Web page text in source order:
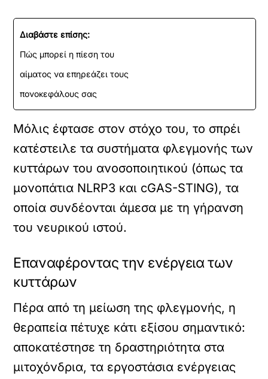
Διαβάστε επίσης:
Πώς μπορεί η πίεση του
αίματος να επηρεάζει τους
πονοκεφάλους σας
Μόλις έφτασε στον στόχο του, το σπρέι
κατέστειλε τα συστήματα φλεγμονής των
κυττάρων του ανοσοποιητικού (όπως τα
μονοπάτια NLRP3 και cGAS-STING), τα
οποία συνδέονται άμεσα με τη γήρανση
του νευρικού ιστού.
Επαναφέροντας την ενέργεια των
κυττάρων
Πέρα από τη μείωση της φλεγμονής, η
θεραπεία πέτυχε κάτι εξίσου σημαντικό:
αποκατέστησε τη δραστηριότητα στα
μιτοχόνδρια, τα εργοστάσια ενέργειας